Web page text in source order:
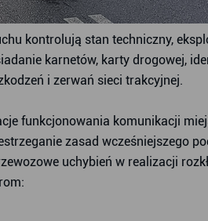
kontrolują stan techniczny,
karnetów, karty drogowej,
i zerwań sieci trakcyjnej.
funkcjonowania komunikacji
zasad wcześniejszego
uchybień w realizacji